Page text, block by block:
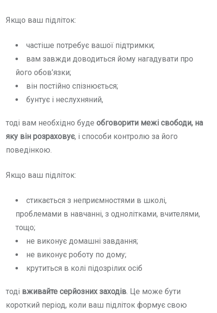
Якщо ваш підліток:
частіше потребує вашої підтримки;
вам завжди доводиться йому нагадувати про
його обов’язки;
він постійно спізнюється;
бунтує і неслухняний,
тоді вам необхідно буде обговорити межі свободи, на
яку він розраховує, і способи контролю за його
поведінкою.
Якщо ваш підліток:
стикається з неприємностями в школі,
проблемами в навчанні, з однолітками, вчителями,
тощо;
не виконує домашні завдання;
не виконує роботу по дому;
крутиться в колі підозрілих осіб
тоді вживайте серйозних заходів. Це може бути
короткий період, коли ваш підліток формує свою